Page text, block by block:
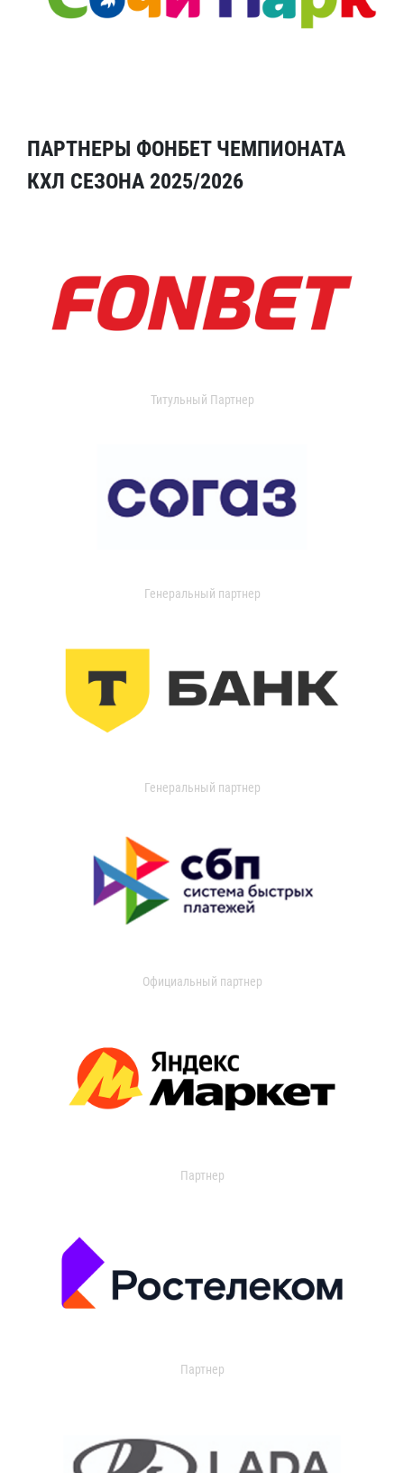
ПАРТНЕРЫ ФОНБЕТ ЧЕМПИОНАТА
КХЛ СЕЗОНА 2025/2026
Титульный Партнер
Генеральный партнер
Генеральный партнер
Официальный партнер
Партнер
Партнер